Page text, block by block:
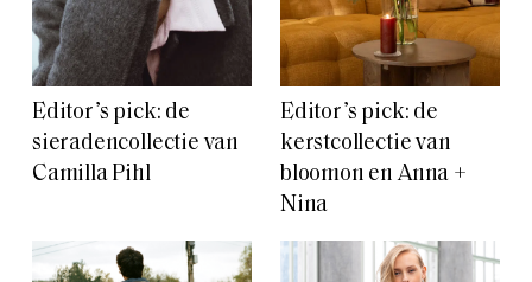
Editor’s pick: de
sieradencollectie van
Camilla Pihl
Editor’s pick: de
kerstcollectie van
bloomon en Anna +
Nina